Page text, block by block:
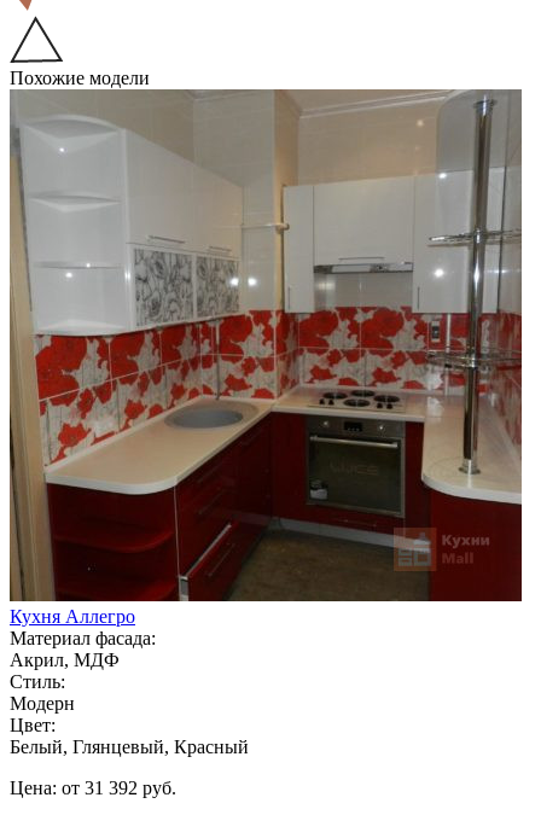
Похожие модели
Кухня Аллегро
Материал фасада:
Акрил, МДФ
Стиль:
Модерн
Цвет:
Белый, Глянцевый, Красный
Цена: от 31 392 руб.